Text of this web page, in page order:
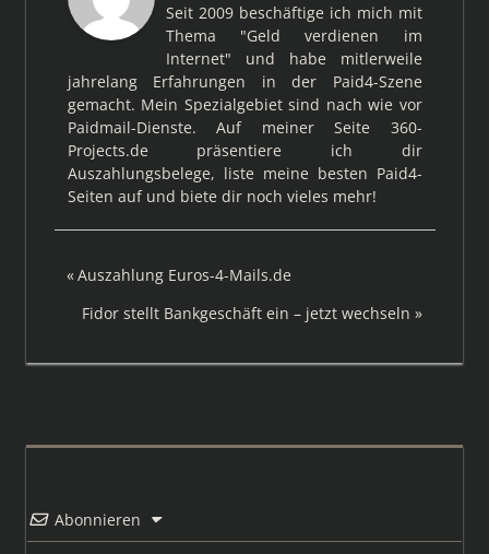
Seit 2009 beschäftige ich mich mit
Thema "Geld verdienen im
Internet" und habe mitlerweile
jahrelang Erfahrungen in der Paid4-Szene
gemacht. Mein Spezialgebiet sind nach wie vor
Paidmail-Dienste. Auf meiner Seite 360-
Projects.de präsentiere ich dir
Auszahlungsbelege, liste meine besten Paid4-
Seiten auf und biete dir noch vieles mehr!
Beitragsnavigation
Vorheriger
Auszahlung Euros-4-Mails.de
Nächster
Fidor stellt Bankgeschäft ein – jetzt wechseln
Abonnieren